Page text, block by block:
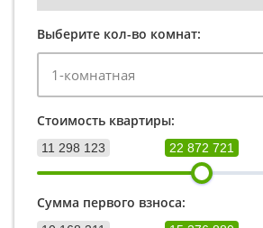
Выберите кол-во комнат:
Стоимость квартиры:
11 298 123 22 872 721
Сумма первого взноса: